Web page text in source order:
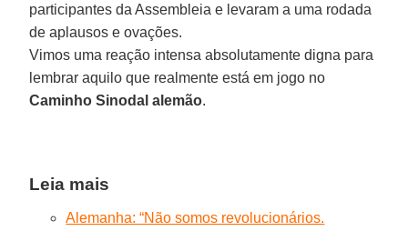
participantes da Assembleia e levaram a uma rodada
de aplausos e ovações.
Vimos uma reação intensa absolutamente digna para
lembrar aquilo que realmente está em jogo no
Caminho Sinodal alemão.
Leia mais
Alemanha: “Não somos revolucionários.